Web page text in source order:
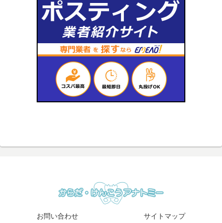
お問い合わせ サイトマップ